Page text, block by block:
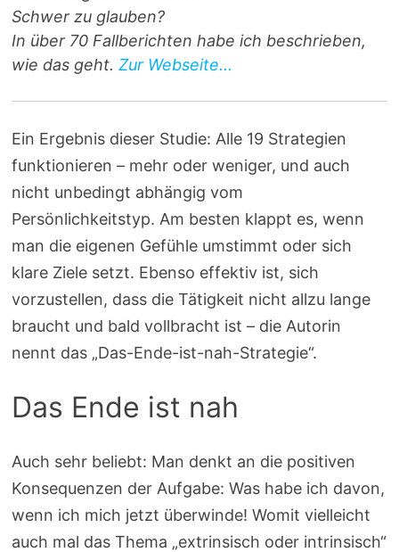
Schwer zu glauben?
In über 70 Fallberichten habe ich beschrieben,
wie das geht.Zur Webseite...
Ein Ergebnis dieser Studie: Alle 19 Strategien
funktionieren – mehr oder weniger, und auch
nicht unbedingt abhängig vom
Persönlichkeitstyp. Am besten klappt es, wenn
man die eigenen Gefühle umstimmt oder sich
klare Ziele setzt. Ebenso effektiv ist, sich
vorzustellen, dass die Tätigkeit nicht allzu lange
braucht und bald vollbracht ist – die Autorin
nennt das „Das-Ende-ist-nah-Strategie“.
Das Ende ist nah
Auch sehr beliebt: Man denkt an die positiven
Konsequenzen der Aufgabe: Was habe ich davon,
wenn ich mich jetzt überwinde! Womit vielleicht
auch mal das Thema „extrinsisch oder intrinsisch“